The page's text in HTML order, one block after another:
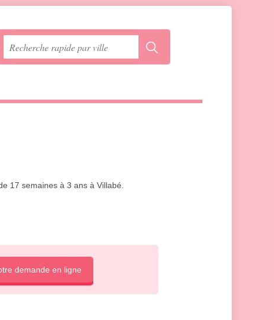
17 semaines à 3 ans à Villabé.
demande en ligne